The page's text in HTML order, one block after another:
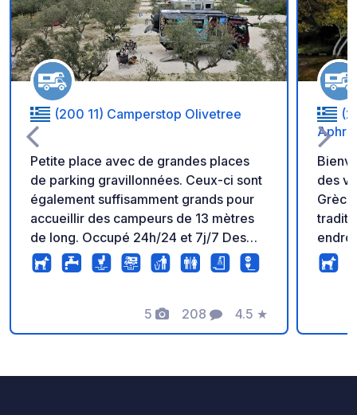
(200 11) Camperstop Olivetree
Petite place avec de grandes places
de parking gravillonnées. Ceux-ci sont
également suffisamment grands pour
accueillir des campeurs de 13 mètres
de long. Occupé 24h/24 et 7j/7 Des
sanitaires accessibles aux personnes à
mobilité réduite ainsi que des machines
disponibles sur place. Nouveau :
location de vélos et supérette Nouveau
5
Photos
208
Commentaires
4.5
Note
★
des